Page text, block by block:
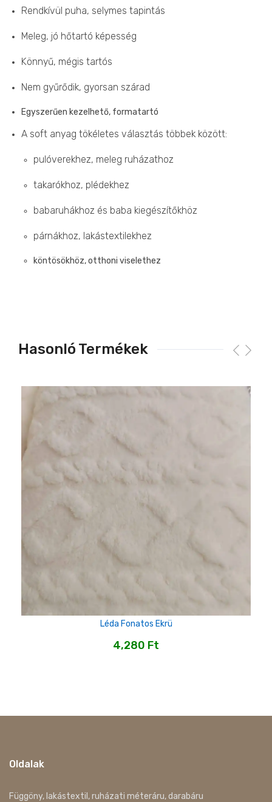
Rendkívül puha, selymes tapintás
Meleg, jó hőtartó képesség
Könnyű, mégis tartós
Nem gyűrődik, gyorsan szárad
Egyszerűen kezelhető, formatartó
A soft anyag tökéletes választás többek között:
pulóverekhez, meleg ruházathoz
takarókhoz, plédekhez
babaruhákhoz és baba kiegészítőkhöz
párnákhoz, lakástextilekhez
köntösökhöz, otthoni viselethez
Hasonló Termékek
Léda Fonatos Ekrü
4,280 Ft
Oldalak
Függöny, lakástextil, ruházati méteráru, darabáru